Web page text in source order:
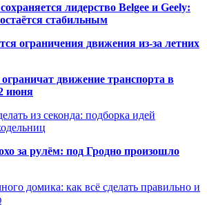
лидерство Belgee и Geely:
стабильным
ограничения движения из-за летних
движение транспорта в
июня
из секонда: подборка идей
за рулём: под Гродно произошло
домика: как всё сделать правильно и